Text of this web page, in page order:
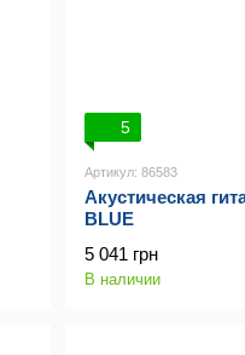
5
Артикул: 86583
Акустическая
BLUE
5 041 грн
В наличии